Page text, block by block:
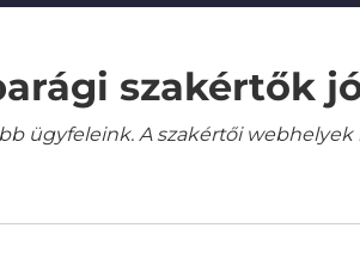
szakértők
ügyfeleink. A szakértői webhelyek